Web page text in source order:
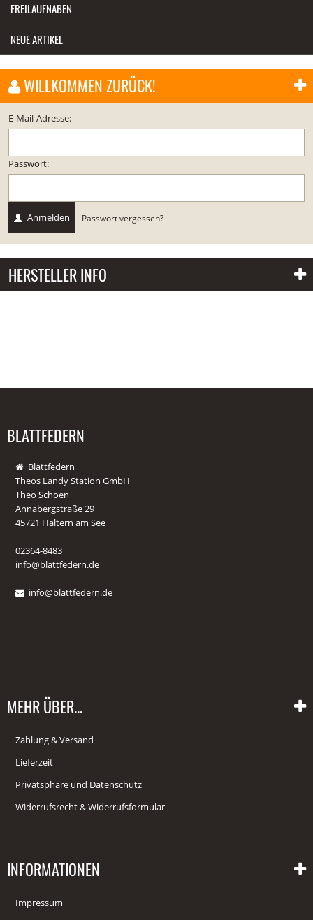
FREILAUFNABEN
NEUE ARTIKEL
WILLKOMMEN ZURÜCK!
E-Mail-Adresse:
Passwort:
Anmelden Passwort vergessen?
HERSTELLER INFO
BLATTFEDERN
Blattfedern
Theos Landy Station GmbH
Theo Schoen
Annabergstraße 29
45721 Haltern am See
02364-8483
info@blattfedern.de
info@blattfedern.de
MEHR ÜBER...
Zahlung & Versand
Lieferzeit
Privatsphäre und Datenschutz
Widerrufsrecht & Widerrufsformular
INFORMATIONEN
Impressum